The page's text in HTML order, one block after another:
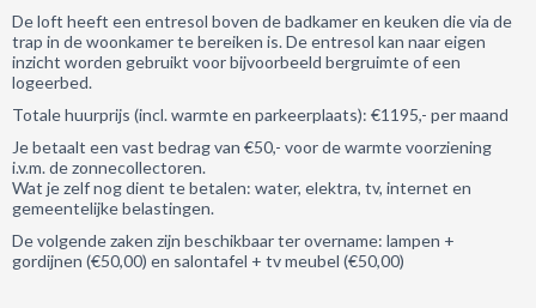
De loft heeft een entresol boven de badkamer en keuken die via de
trap in de woonkamer te bereiken is. De entresol kan naar eigen
inzicht worden gebruikt voor bijvoorbeeld bergruimte of een
logeerbed.
Totale huurprijs (incl. warmte en parkeerplaats): €1195,- per maand
Je betaalt een vast bedrag van €50,- voor de warmte voorziening
i.v.m. de zonnecollectoren.
Wat je zelf nog dient te betalen: water, elektra, tv, internet en
gemeentelijke belastingen.
De volgende zaken zijn beschikbaar ter overname: lampen +
gordijnen (€50,00) en salontafel + tv meubel (€50,00)